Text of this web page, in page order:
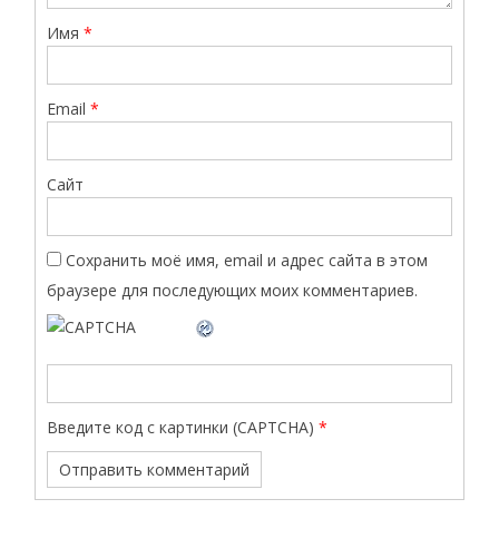
Имя*
Email*
Сайт
Сохранить моё имя, email и адрес сайта в этом
браузере для последующих моих комментариев.
Введите код с картинки (CAPTCHA) *